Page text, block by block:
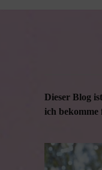
Dieser Blog
ich